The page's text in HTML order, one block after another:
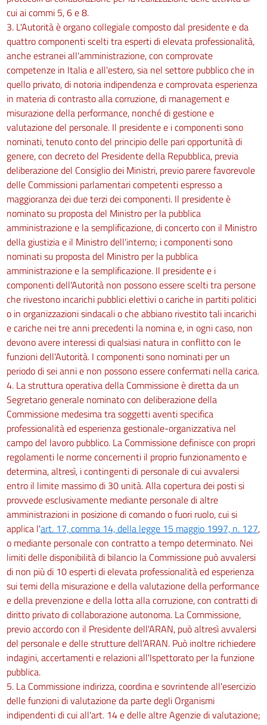
cui ai commi 5, 6 e 8.
3. L'Autorità è organo collegiale composto dal presidente e da
quattro componenti scelti tra esperti di elevata professionalità,
anche estranei all'amministrazione, con comprovate
competenze in Italia e all'estero, sia nel settore pubblico che in
quello privato, di notoria indipendenza e comprovata esperienza
in materia di contrasto alla corruzione, di management e
misurazione della performance, nonché di gestione e
valutazione del personale. Il presidente e i componenti sono
nominati, tenuto conto del principio delle pari opportunità di
genere, con decreto del Presidente della Repubblica, previa
deliberazione del Consiglio dei Ministri, previo parere favorevole
delle Commissioni parlamentari competenti espresso a
maggioranza dei due terzi dei componenti. Il presidente è
nominato su proposta del Ministro per la pubblica
amministrazione e la semplificazione, di concerto con il Ministro
della giustizia e il Ministro dell'interno; i componenti sono
nominati su proposta del Ministro per la pubblica
amministrazione e la semplificazione. Il presidente e i
componenti dell'Autorità non possono essere scelti tra persone
che rivestono incarichi pubblici elettivi o cariche in partiti politici
o in organizzazioni sindacali o che abbiano rivestito tali incarichi
e cariche nei tre anni precedenti la nomina e, in ogni caso, non
devono avere interessi di qualsiasi natura in conflitto con le
funzioni dell'Autorità. I componenti sono nominati per un
periodo di sei anni e non possono essere confermati nella carica.
4. La struttura operativa della Commissione è diretta da un
Segretario generale nominato con deliberazione della
Commissione medesima tra soggetti aventi specifica
professionalità ed esperienza gestionale-organizzativa nel
campo del lavoro pubblico. La Commissione definisce con propri
regolamenti le norme concernenti il proprio funzionamento e
determina, altresì, i contingenti di personale di cui avvalersi
entro il limite massimo di 30 unità. Alla copertura dei posti si
provvede esclusivamente mediante personale di altre
amministrazioni in posizione di comando o fuori ruolo, cui si
applica l'art. 17, comma 14, della legge 15 maggio 1997, n. 127,
o mediante personale con contratto a tempo determinato. Nei
limiti delle disponibilità di bilancio la Commissione può avvalersi
di non più di 10 esperti di elevata professionalità ed esperienza
sui temi della misurazione e della valutazione della performance
e della prevenzione e della lotta alla corruzione, con contratti di
diritto privato di collaborazione autonoma. La Commissione,
previo accordo con il Presidente dell'ARAN, può altresì avvalersi
del personale e delle strutture dell'ARAN. Può inoltre richiedere
indagini, accertamenti e relazioni all'Ispettorato per la funzione
pubblica.
5. La Commissione indirizza, coordina e sovrintende all'esercizio
delle funzioni di valutazione da parte degli Organismi
indipendenti di cui all'art. 14 e delle altre Agenzie di valutazione;